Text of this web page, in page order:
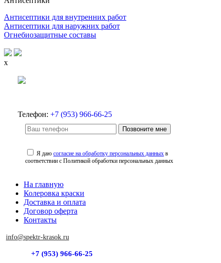
Антисептики для внутренних работ
Антисептики для наружних работ
Огнебиозащитные составы
x
Телефон: +7 (953) 966-66-25
Позвоните мне
Я даюсогласие на обработку персональных данных в
соответствии с Политикой обработки персональных данных
На главную
Колеровка краски
Доставка и оплата
Договор оферта
Контакты
info@spektr-krasok.ru
+7 (953) 966-66-25